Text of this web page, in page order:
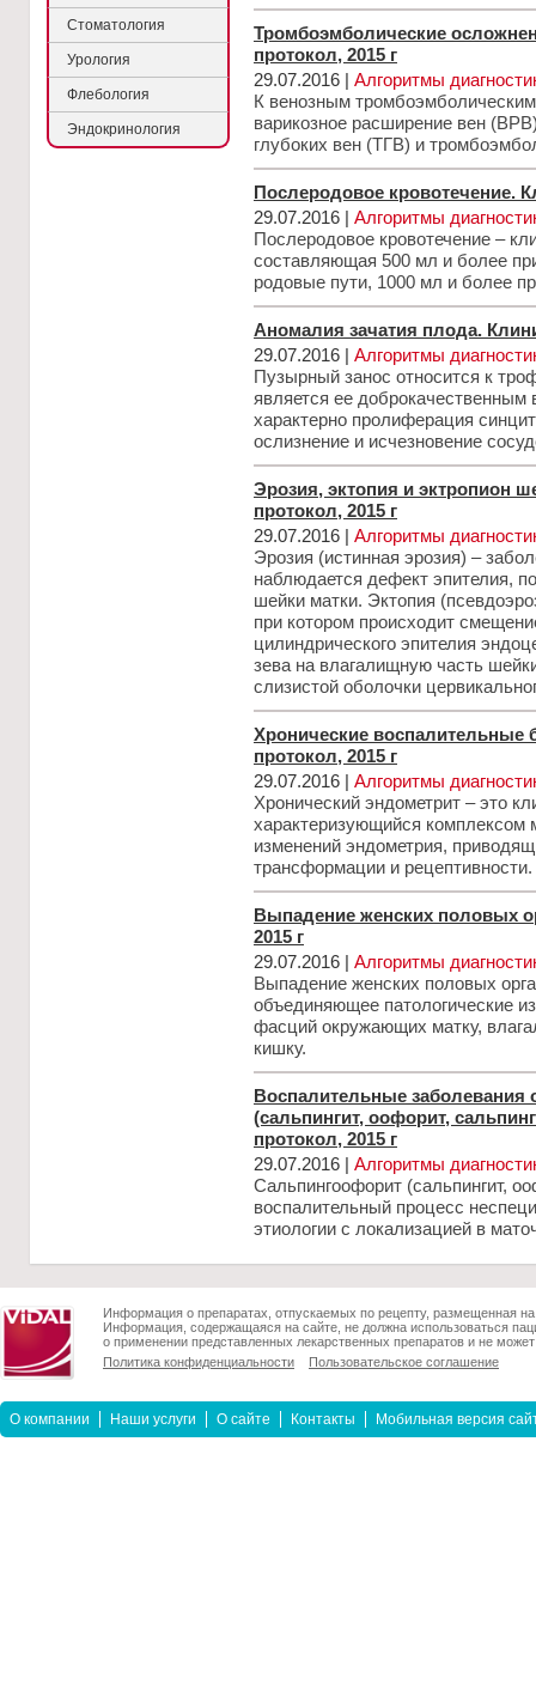
Стоматология
Урология
Флебология
Эндокринология
Тромбоэмболические
протокол, 2015 г
29.07.2016 | Алгоритмы
К венозным
варикозное расширение вен
глубоких вен (ТГВ) и
Послеродовое кровотечение.
29.07.2016 | Алгоритмы
Послеродовое кровотечение –
составляющая 500 мл и более
родовые пути, 1000 мл и более
Аномалия зачатия плода.
29.07.2016 | Алгоритмы
Пузырный занос относится к
является ее доброкачественным
характерно пролиферация
ослизнение и исчезновение
Эрозия, эктопия и эктропион
протокол, 2015 г
29.07.2016 | Алгоритмы
Эрозия (истинная эрозия) –
наблюдается дефект эпителия,
шейки матки. Эктопия
при котором происходит
цилиндрического эпителия
зева на влагалищную часть
слизистой оболочки
Хронические воспалительные
протокол, 2015 г
29.07.2016 | Алгоритмы
Хронический эндометрит – это
характеризующийся
изменений эндометрия,
трансформации и рецептивности.
Выпадение женских половых
2015 г
29.07.2016 | Алгоритмы
Выпадение женских половых
объединяющее патологические
фасций окружающих матку,
кишку.
Воспалительные заболевания
(сальпингит, оофорит,
протокол, 2015 г
29.07.2016 | Алгоритмы
Сальпингоофорит (сальпингит,
воспалительный процесс
этиологии с локализацией в
Информация о препаратах, отпускаемых по рецепту, размещенная
Информация, содержащаяся на сайте, не должна использоваться
о применении представленных лекарственных препаратов и не
Политика конфиденциальности
Пользовательское соглашение
О компании Наши услуги О сайте Контакты Мобильная версия